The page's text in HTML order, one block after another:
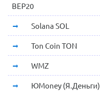
BEP20
Solana SOL
Ton Coin TON
WMZ
ЮMoney (Я.Деньги)